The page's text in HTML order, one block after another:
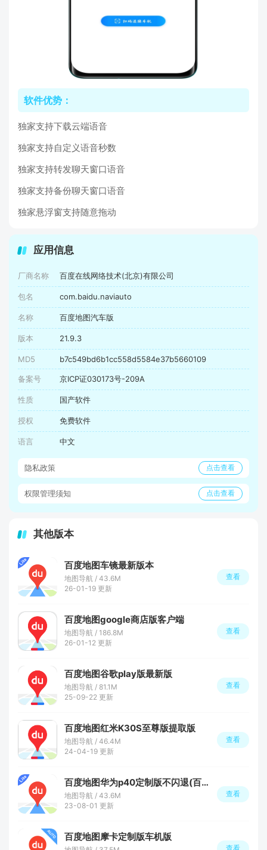
软件优势：
独家支持下载云端语音
独家支持自定义语音秒数
独家支持转发聊天窗口语音
独家支持备份聊天窗口语音
独家悬浮窗支持随意拖动
应用信息
厂商名称 百度在线网络技术(北京)有限公司
包名 com.baidu.naviauto
名称 百度地图汽车版
版本 21.9.3
MD5 b7c549bd6b1cc558d5584e37b5660109
备案号 京ICP证030173号-209A
性质 国产软件
授权 免费软件
语言 中文
隐私政策 点击查看
权限管理须知 点击查看
其他版本
百度地图车镜最新版本
地图导航 / 43.6M
26-01-19 更新
查看
百度地图google商店版客户端
地图导航 / 186.8M
26-01-12 更新
查看
百度地图谷歌play版最新版
地图导航 / 81.1M
25-09-22 更新
查看
百度地图红米K30S至尊版提取版
地图导航 / 46.4M
24-04-19 更新
查看
百度地图华为p40定制版不闪退(百度地图行车记录仪版)
地图导航 / 43.6M
23-08-01 更新
查看
百度地图摩卡定制版车机版
查看